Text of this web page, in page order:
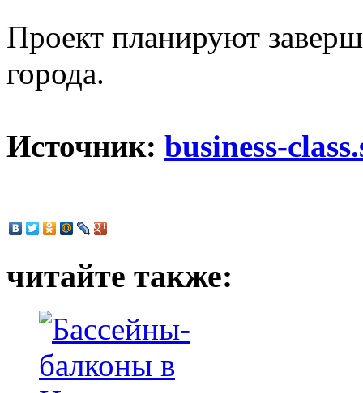
Проект планируют
города.
Источник: business-
читайте также: